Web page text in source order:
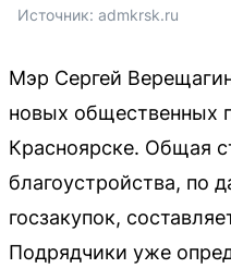
Источник: admkrsk.ru
Мэр Сергей
новых общественных
Красноярске. Общая
благоустройства, по
госзакупок,
Подрядчики уже